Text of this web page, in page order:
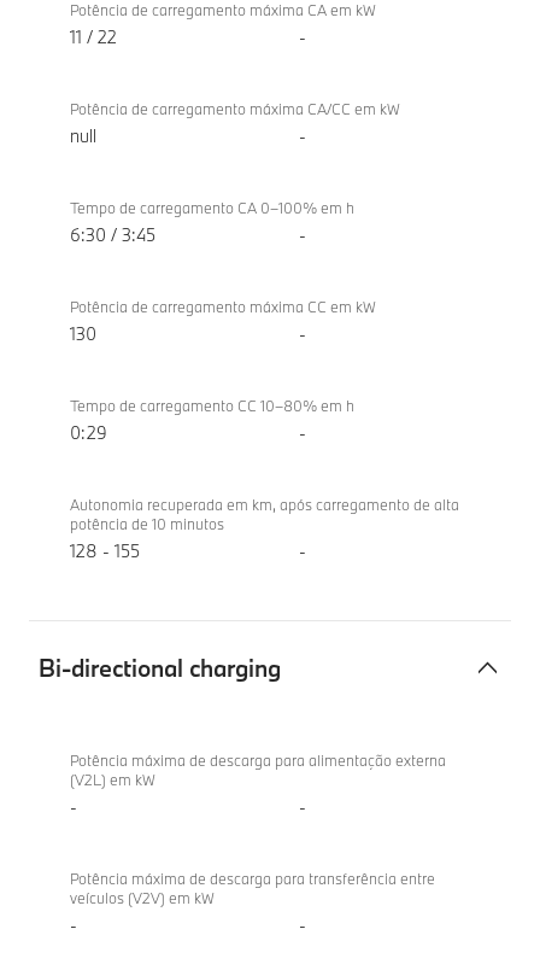
Potência de carregamento máxima CA em kW
11 / 22 -
Potência de carregamento máxima CA/CC em kW
null -
Tempo de carregamento CA 0–100% em h
6:30 / 3:45 -
Potência de carregamento máxima CC em kW
130 -
Tempo de carregamento CC 10–80% em h
0:29 -
Autonomia recuperada em km, após carregamento de alta
potência de 10 minutos
128 - 155 -
Bi-directional charging
directional
charging
iX2
xDrive30
Potência máxima de descarga para alimentação externa
(V2L) em kW
- -
Potência máxima de descarga para transferência entre
veículos (V2V) em kW
- -